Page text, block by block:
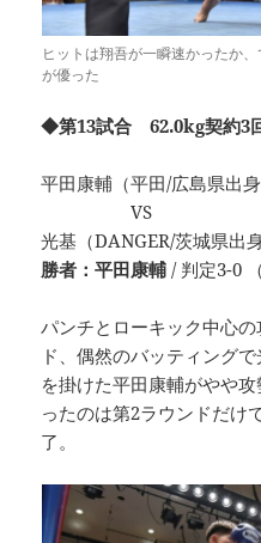
ヒットは翔吾が一瞬速かったか
が優った
◆第13試合 62.0kg契約3
平田康輔（平田/広島県出
VS
光基（DANGER/茨城県出
勝者：平田康輔 / 判定3-0
パンチとローキック中心
ド、偶然のバッティング
を掛けた平田康輔がやや
ったのは第2ラウンドだけ
了。